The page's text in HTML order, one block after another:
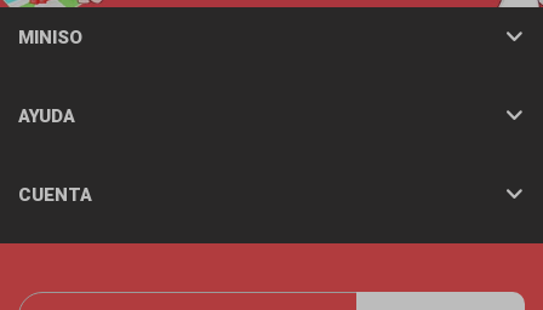
MINISO
AYUDA
CUENTA